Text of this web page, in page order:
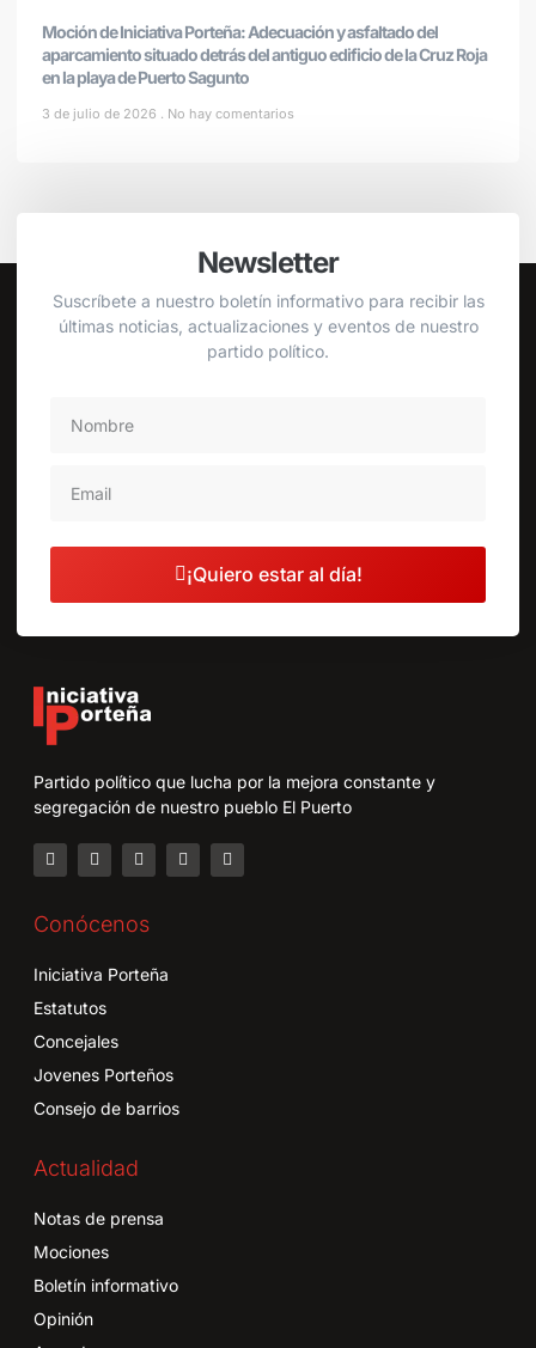
Moción de Iniciativa Porteña: Adecuación y asfaltado del
aparcamiento situado detrás del antiguo edificio de la Cruz Roja
en la playa de Puerto Sagunto
3 de julio de 2026 No hay comentarios
Newsletter
Suscríbete a nuestro boletín informativo para recibir las
últimas noticias, actualizaciones y eventos de nuestro
partido político.
¡Quiero estar al día!
Partido político que lucha por la mejora constante y
segregación de nuestro pueblo El Puerto
Conócenos
Iniciativa Porteña
Estatutos
Concejales
Jovenes Porteños
Consejo de barrios
Actualidad
Notas de prensa
Mociones
Boletín informativo
Opinión